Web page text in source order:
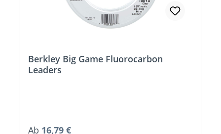
Berkley Big Game Fluorocarbon
Leaders
Regulärer Preis:
Ab 16,79 €